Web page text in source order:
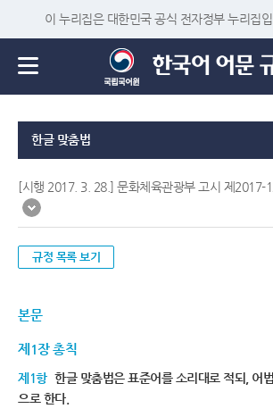
이 누리집은 대한민국 공식 전자정부 누리집입
한글 맞춤법
[시행 2017. 3. 28.] 문화체육관광부 고시 제2017-
규정 목록 보기
본문
제1장 총칙
제1항 한글 맞춤법은 표준어를 소리대로 적되, 어
으로 한다.